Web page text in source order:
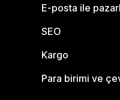
E-posta ile
SEO
Kargo
Para birimi ve